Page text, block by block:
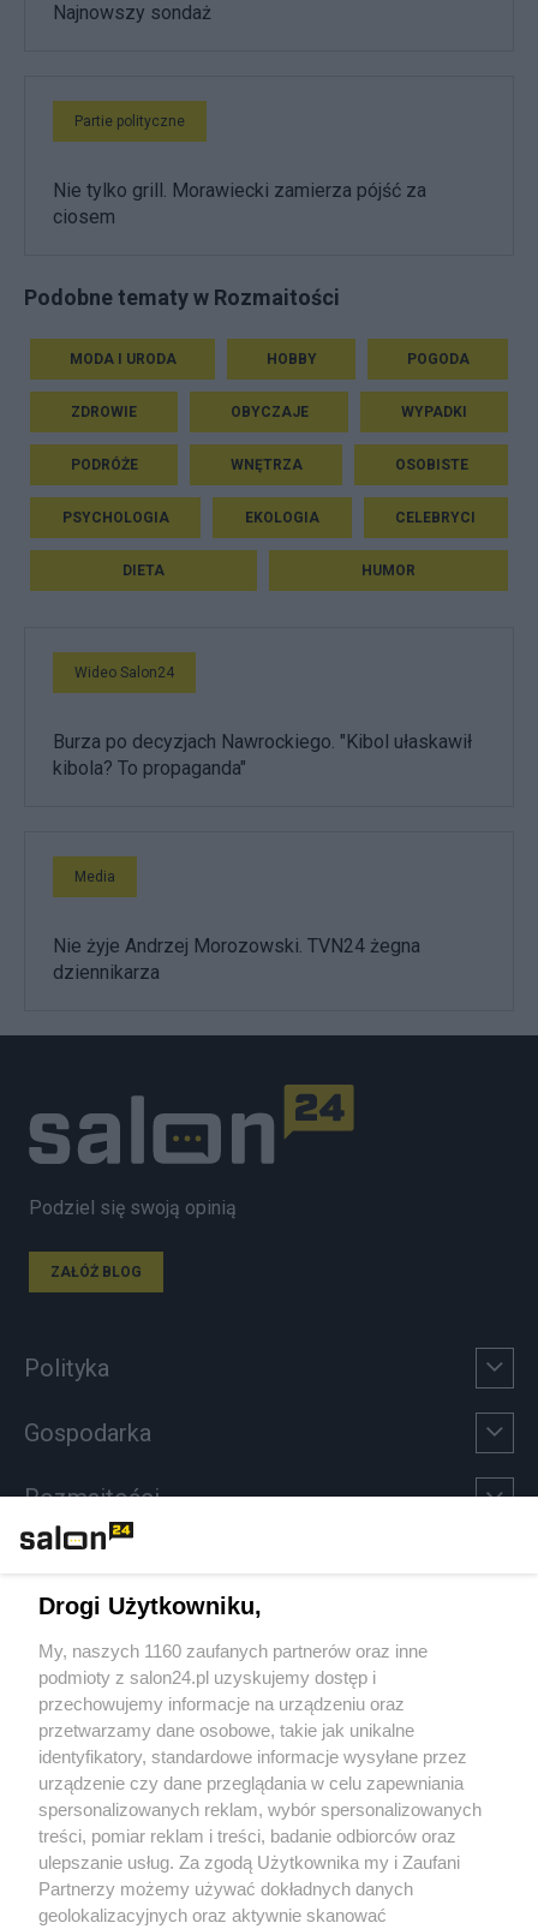
Najnowszy sondaż
Partie polityczne
Nie tylko grill. Morawiecki zamierza pójść za
ciosem
Podobne tematy w Rozmaitości
MODA I URODA HOBBY POGODA
ZDROWIE OBYCZAJE WYPADKI
PODRÓŻE WNĘTRZA OSOBISTE
PSYCHOLOGIA EKOLOGIA CELEBRYCI
DIETA HUMOR
Wideo Salon24
Burza po decyzjach Nawrockiego. "Kibol ułaskawił
kibola? To propaganda"
Media
Nie żyje Andrzej Morozowski. TVN24 żegna
dziennikarza
Podziel się swoją opinią
ZAŁÓŻ BLOG
Polityka
Gospodarka
Rozmaitości
Sport
Społeczeństwo
Kultura
X Facebook Instagram Youtube
Drogi Użytkowniku,
My, naszych 1160 zaufanych partnerów oraz inne
podmioty z salon24.pl uzyskujemy dostęp i
przechowujemy informacje na urządzeniu oraz
przetwarzamy dane osobowe, takie jak unikalne
identyfikatory, standardowe informacje wysyłane przez
urządzenie czy dane przeglądania w celu zapewniania
spersonalizowanych reklam, wybór spersonalizowanych
treści, pomiar reklam i treści, badanie odbiorców oraz
ulepszanie usług. Za zgodą Użytkownika my i Zaufani
Partnerzy możemy używać dokładnych danych
geolokalizacyjnych oraz aktywnie skanować